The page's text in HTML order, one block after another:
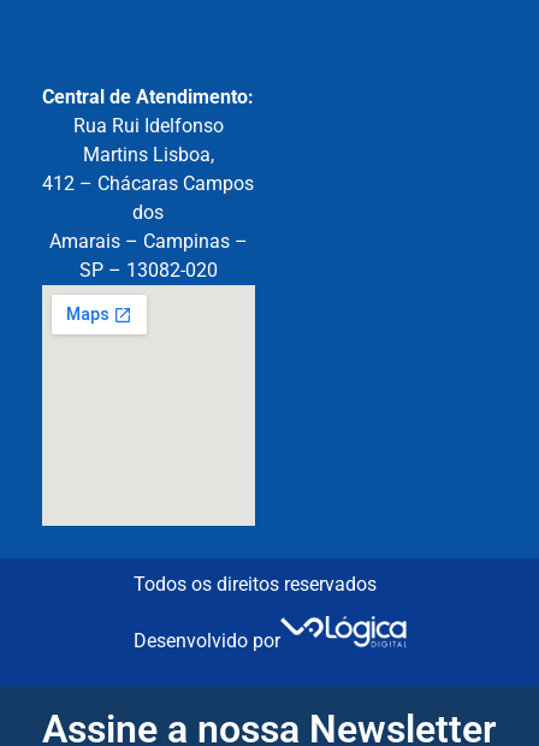
Central deAtendimento:
Rua Rui Idelfonso
Martins Lisboa,
412 – Chácaras Campos
dos
Amarais – Campinas –
SP – 13082-020
Todos os direitos reservados
Desenvolvido por
Assine a nossa Newsletter